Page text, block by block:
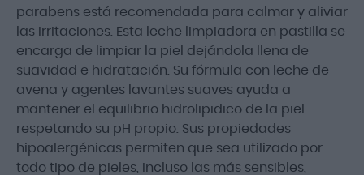
parabens está recomendada para calmar y aliviar
las irritaciones. Esta leche limpiadora en pastilla se
encarga de limpiar la piel dejándola llena de
suavidad e hidratación. Su fórmula con leche de
avena y agentes lavantes suaves ayuda a
mantener el equilibrio hidrolipidico de la piel
respetando su pH propio. Sus propiedades
hipoalergénicas permiten que sea utilizado por
todo tipo de pieles, incluso las más sensibles,